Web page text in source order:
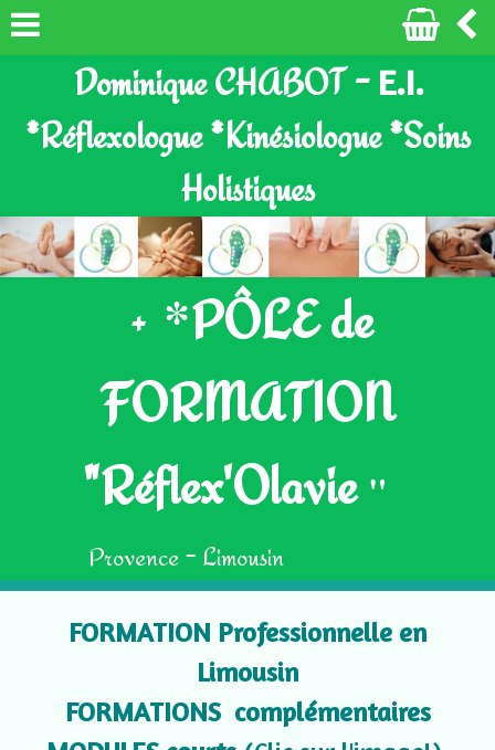
Dominique CHABOT - E.I.
*Réflexologue *Kinésiologue *Soins
Holistiques
+*PÔLE de
FORMATION
"Réflex'Olavie "
Provence - Limousin
FORMATION Professionnelle en
Limousin
FORMATIONS complémentaires